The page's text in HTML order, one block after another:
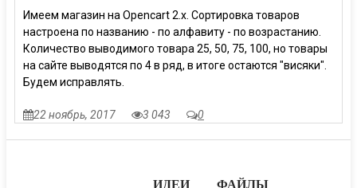
Имеем магазин на Opencart 2.x. Сортировка товаров
настроена по названию - по алфавиту - по возрастанию.
Количество выводимого товара 25, 50, 75, 100, но товары
на сайте выводятся по 4 в ряд, в итоге остаются "висяки".
Будем исправлять.
22 ноябрь, 2017 3 043 0
ИДЕИ ФАЙЛЫ